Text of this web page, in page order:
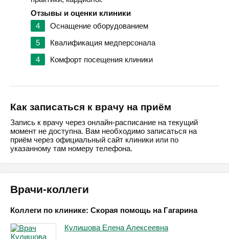
Отзывы и оценки клиники
4
Оснащение оборудованием
5
Квалификация медперсонала
4
Комфорт посещения клиники
Как записаться к врачу на приём
Запись к врачу через онлайн-расписание на текущий
момент не доступна. Вам необходимо записаться на
приём через официальный сайт клиники или по
указанному там номеру телефона.
Врачи-коллеги
Коллеги по клинике: Скорая помощь на Гагарина
Кулишова Елена Алексеевна